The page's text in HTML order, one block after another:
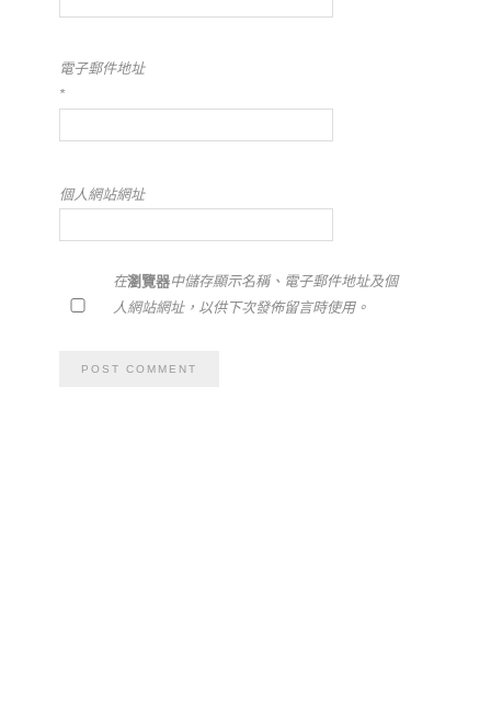
電子郵件地址
*
個人網站網址
在瀏覽器中儲存顯示名稱、電子郵件地址及個
人網站網址，以供下次發佈留言時使用。